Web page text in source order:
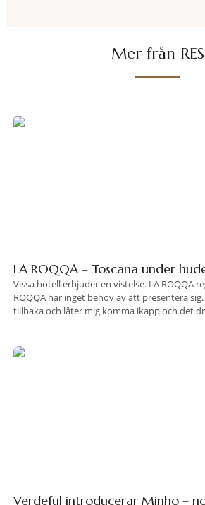
Mer från RES
LA ROQQA – Toscana under
Vissa hotell erbjuder en vistelse. LA ROQQA
ROQQA har inget behov av att presentera
tillbaka och låter mig komma ikapp och det
Verdeful introducerar Minho –